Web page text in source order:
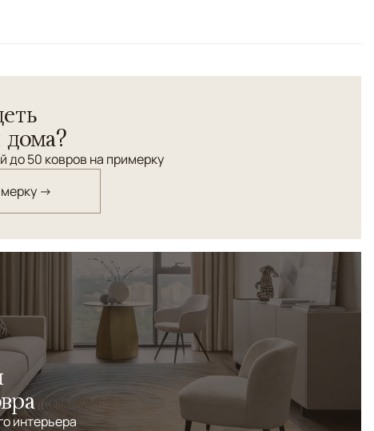
Производство осуществляется на современном
что обеспечивает повышенную плотность и точность
ручной труд: бахрома и окантовка выполняются
шёлка. Завершает процесс профессиональная ручная
красок. Коллекция сочетает технологичность и
дома?
до 50 ковров на примерку
→
интерьера